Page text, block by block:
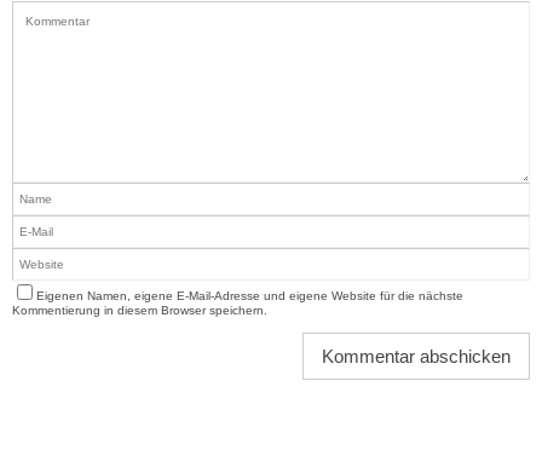
Eigenen Namen, eigene E-Mail-Adresse und eigene Website für die nächste
Kommentierung in diesem Browser speichern.